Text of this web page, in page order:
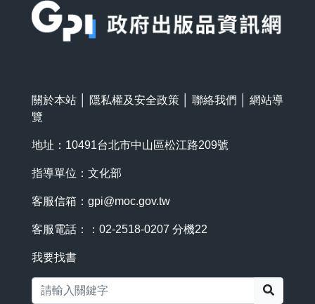
關於本站 隱私權及安全政策 聯絡我們
網站導
覽
地址：10491台北市中山區松江路209號
指導單位：文化部
客服信箱： gpi@moc.gov.tw
客服電話：：02-2518-0207 分機22
我要找書